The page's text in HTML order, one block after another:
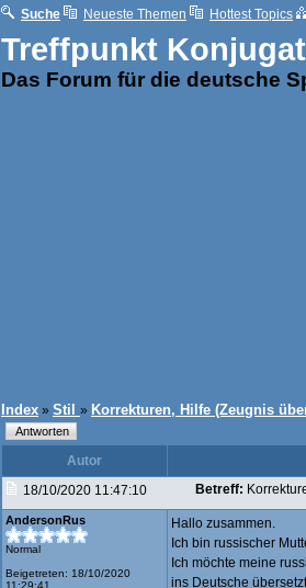
Suche Neueste Themen Hottest Topics
Treffpunkt
Das Forum für die deutsche
Index » Stil » Korrekturen, Hilfe (Zeugnis
Autor
18/10/2020 11:47:10
Betreff:
AndersonRus
Normal
Beigetreten: 18/10/2020
11:29:41
Hallo zusammen.
Ich bin russischer
Ich möchte meine
ins Deutsche